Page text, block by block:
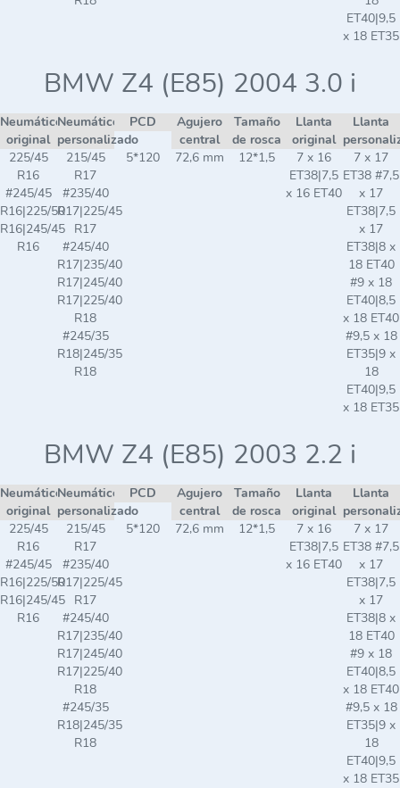
ET40|9,5
x 18 ET35
BMW Z4 (E85) 2004 3.0 i
Neumático
original
Neumático
personalizado
PCD
Agujero
central
Tamaño
de rosca
Llanta
original
Llanta
225/45
R16
#245/45
R16|225/50
R16|245/45
R16
215/45
R17
#235/40
R17|225/45
R17
#245/40
R17|235/40
R17|245/40
R17|225/40
R18
#245/35
R18|245/35
R18
5*120 72,6 mm 12*1,5
7 x 16
ET38|7,5
x 16 ET40
7 x 17
ET38 #7,5
x 17
ET38|7,5
x 17
ET38|8 x
18 ET40
#9 x 18
ET40|8,5
x 18 ET40
#9,5 x 18
ET35|9 x
18
ET40|9,5
x 18 ET35
BMW Z4 (E85) 2003 2.2 i
Neumático
original
Neumático
personalizado
PCD
Agujero
central
Tamaño
de rosca
Llanta
original
Llanta
225/45
R16
#245/45
R16|225/50
R16|245/45
R16
215/45
R17
#235/40
R17|225/45
R17
#245/40
R17|235/40
R17|245/40
R17|225/40
R18
#245/35
R18|245/35
R18
5*120 72,6 mm 12*1,5
7 x 16
ET38|7,5
x 16 ET40
7 x 17
ET38 #7,5
x 17
ET38|7,5
x 17
ET38|8 x
18 ET40
#9 x 18
ET40|8,5
x 18 ET40
#9,5 x 18
ET35|9 x
18
ET40|9,5
x 18 ET35